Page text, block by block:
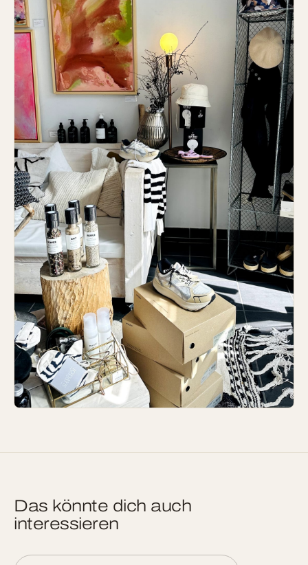
Das könnte dich auch
interessieren